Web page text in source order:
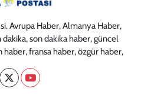
Avrupa Haber, Almanya Haber,
son dakika haber, güncel
fransa haber, özgür haber,